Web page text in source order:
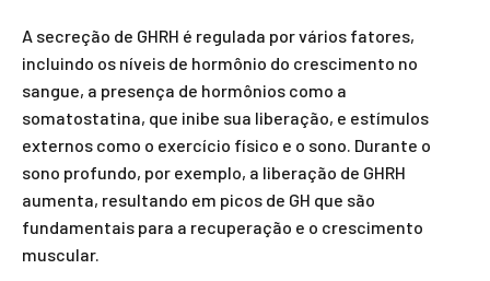
A secreção de GHRH é regulada por vários fatores,
incluindo os níveis de hormônio do crescimento no
sangue, a presença de hormônios como a
somatostatina, que inibe sua liberação, e estímulos
externos como o exercício físico e o sono. Durante o
sono profundo, por exemplo, a liberação de GHRH
aumenta, resultando em picos de GH que são
fundamentais para a recuperação e o crescimento
muscular.